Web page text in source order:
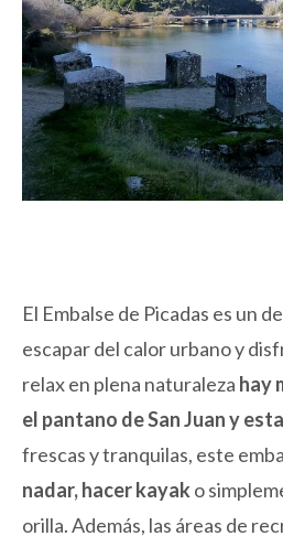
El Embalse de Picadas es un
escapar del calor urbano y
relax en plena naturaleza hay
el pantano de San Juan y
frescas y tranquilas, este
nadar, hacer kayak o
orilla. Además, las áreas de